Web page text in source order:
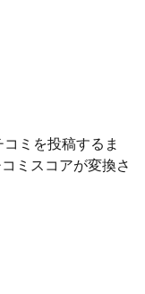
ミを投稿するま
ミスコアが変換さ